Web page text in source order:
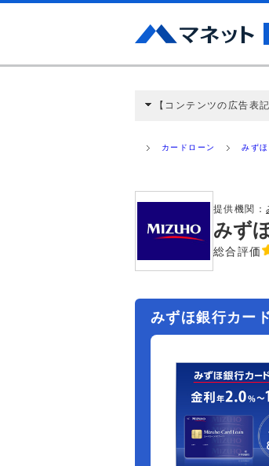
【コンテンツの広告表
ミ収集などに基づき、公
カードローン みず
提供機関：
みず
総合評価
みずほ銀行カー